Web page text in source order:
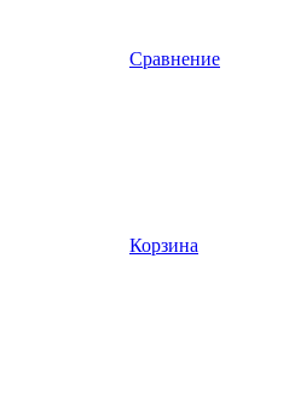
Сравнение
Корзина